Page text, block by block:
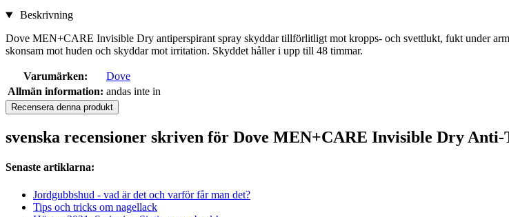
Beskrivning
Dove MEN+CARE Invisible Dry antiperspirant spray skyddar tillförlitligt mot kropps- och svettlukt, fukt under
skonsam mot huden och skyddar mot irritation. Skyddet håller i upp till 48 timmar.
Varumärken:
Dove
Allmän information: andas inte in
Recensera denna produkt
svenska recensioner skriven för Dove MEN+CARE Invisible Dry
Senaste artiklarna:
Jordgubbshud - vad är det och varför får man det?
Tips och tricks om nagellack